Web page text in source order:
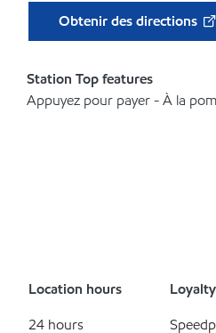
Obtenir des directions
Station Top features
Appuyez pour payer - À la
Location hours
24 hours